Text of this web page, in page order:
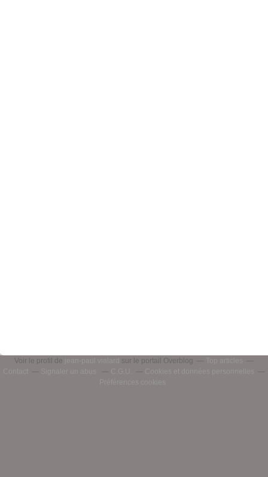
Voir le profil de jean-paul vialard sur le portail Overblog
Top articles
Contact
Signaler un abus C.G.U.
Cookies et données personnelles
Préférences cookies